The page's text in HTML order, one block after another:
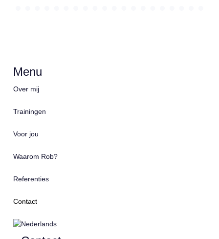
Menu
Over mij
Trainingen
Voor jou
Waarom Rob?
Referenties
Contact